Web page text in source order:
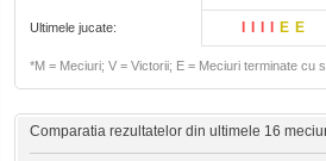
Ultimele jucate: E E
*M = Meciuri; V = Victorii; E = Meciuri terminate cu
Comparatia rezultatelor din ultimele 16